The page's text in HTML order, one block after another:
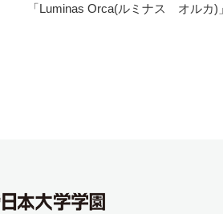
「Luminas Orca(ルミナス オルカ)